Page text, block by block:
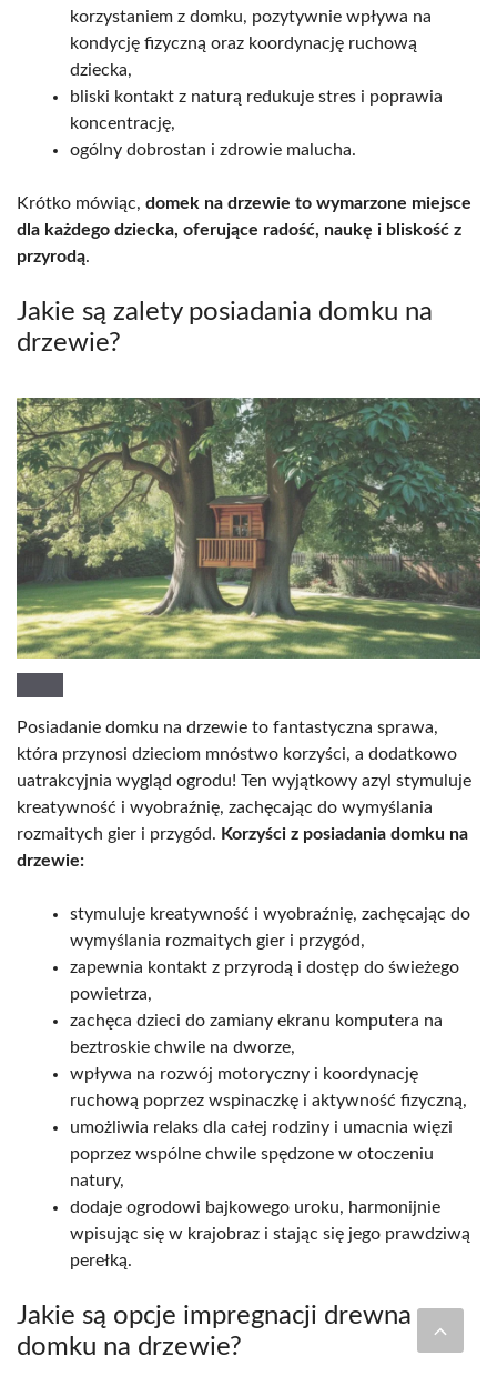
korzystaniem z domku, pozytywnie wpływa na
kondycję fizyczną oraz koordynację ruchową
dziecka,
bliski kontakt z naturą redukuje stres i poprawia
koncentrację,
ogólny dobrostan i zdrowie malucha.
Krótko mówiąc, domek na drzewie to wymarzone miejsce
dla każdego dziecka, oferujące radość, naukę i bliskość z
przyrodą.
Jakie są zalety posiadania domku na
drzewie?
Posiadanie domku na drzewie to fantastyczna sprawa,
która przynosi dzieciom mnóstwo korzyści, a dodatkowo
uatrakcyjnia wygląd ogrodu! Ten wyjątkowy azyl stymuluje
kreatywność i wyobraźnię, zachęcając do wymyślania
rozmaitych gier i przygód. Korzyści z posiadania domku na
drzewie:
stymuluje kreatywność i wyobraźnię, zachęcając do
wymyślania rozmaitych gier i przygód,
zapewnia kontakt z przyrodą i dostęp do świeżego
powietrza,
zachęca dzieci do zamiany ekranu komputera na
beztroskie chwile na dworze,
wpływa na rozwój motoryczny i koordynację
ruchową poprzez wspinaczkę i aktywność fizyczną,
umożliwia relaks dla całej rodziny i umacnia więzi
poprzez wspólne chwile spędzone w otoczeniu
natury,
dodaje ogrodowi bajkowego uroku, harmonijnie
wpisując się w krajobraz i stając się jego prawdziwą
perełką.
Jakie są opcje impregnacji drewna w
domku na drzewie?